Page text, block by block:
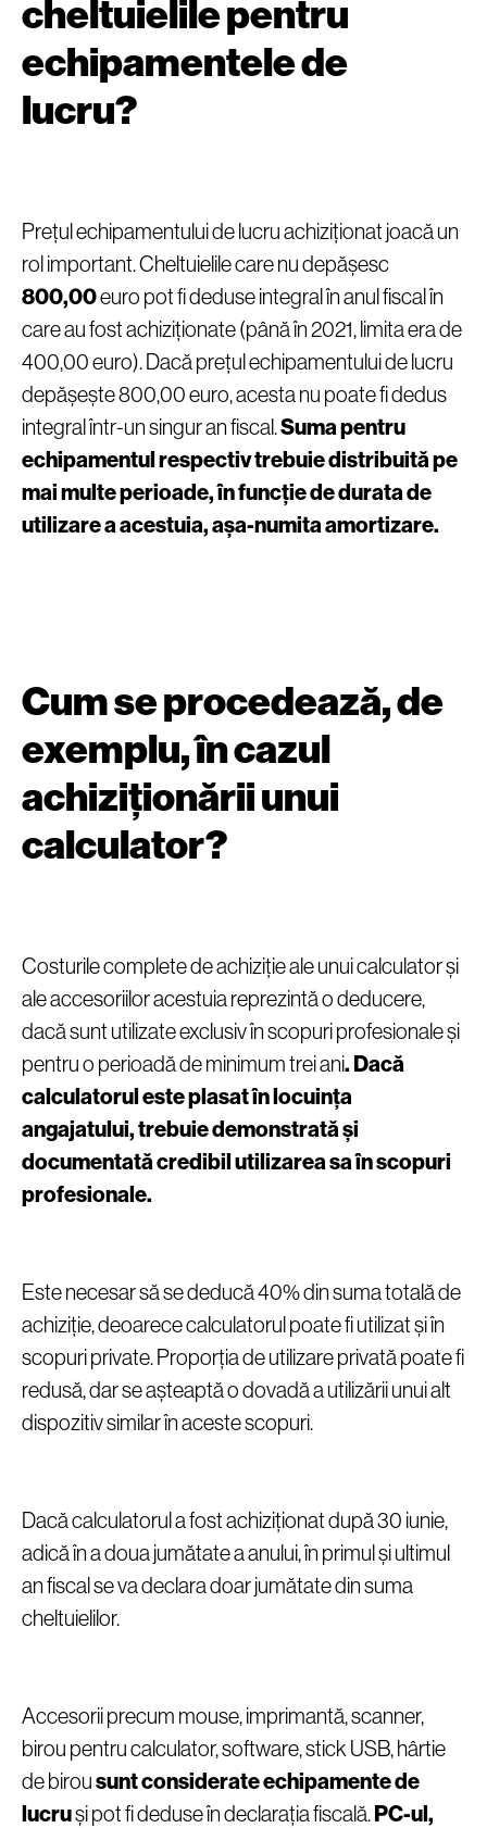
cheltuielile pentru
echipamentele de
lucru?
Prețul echipamentului de lucru achiziționat joacă un
rol important. Cheltuielile care nu depășesc
800,00euro pot fi deduse integral în anul fiscal în
care au fost achiziționate (până în 2021, limita era de
400,00 euro). Dacă prețul echipamentului de lucru
depășește 800,00 euro, acesta nu poate fi dedus
integral într-un singur an fiscal.Suma pentru
echipamentul respectiv trebuie distribuită pe
mai multe perioade, în funcție de durata de
utilizare a acestuia, așa-numita amortizare.
Cum se procedează, de
exemplu, în cazul
achiziționării unui
calculator?
Costurile complete de achiziție ale unui calculator și
ale accesoriilor acestuia reprezintă o deducere,
dacă sunt utilizate exclusiv în scopuri profesionale și
pentru o perioadă de minimum trei ani. Dacă
calculatorul este plasat în locuința
angajatului, trebuie demonstrată și
documentată credibil utilizarea sa în scopuri
profesionale.
Este necesar să se deducă 40% din suma totală de
achiziție, deoarece calculatorul poate fi utilizat și în
scopuri private. Proporția de utilizare privată poate fi
redusă, dar se așteaptă o dovadă a utilizării unui alt
dispozitiv similar în aceste scopuri.
Dacă calculatorul a fost achiziționat după 30 iunie,
adică în a doua jumătate a anului, în primul și ultimul
an fiscal se va declara doar jumătate din suma
cheltuielilor.
Accesorii precum mouse, imprimantă, scanner,
birou pentru calculator, software, stick USB, hârtie
de birousunt considerate echipamente de
lucruși pot fi deduse în declarația fiscală.PC-ul,